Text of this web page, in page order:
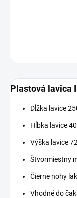
Plastová lavica
Dĺžka lavice
Hĺbka lavice
Výška lavice
Štvormiestny
Čierne nohy
Vhodné do